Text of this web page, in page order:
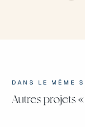
DANS LE MÊME
Autres projets